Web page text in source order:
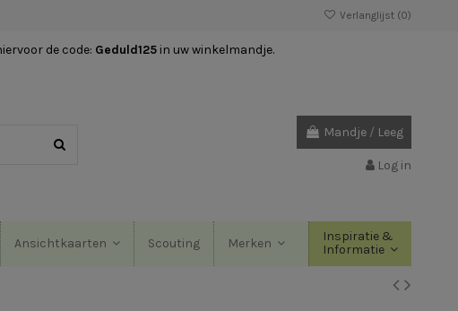
Verlanglijst (0)
de code: Geduld125 in uw winkelmandje.
Mandje / Leeg
Log in
Ansichtkaarten Scouting Merken
Inspiratie &
Informatie